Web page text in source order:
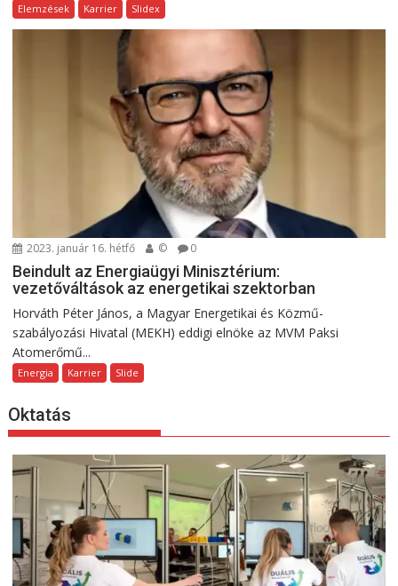
Elemzések Karrier Slidex
2023. január 16. hétfő © 0
Beindult az Energiaügyi Minisztérium:
vezetőváltások az energetikai szektorban
Horváth Péter János, a Magyar Energetikai és Közmű-
szabályozási Hivatal (MEKH) eddigi elnöke az MVM Paksi
Atomerőmű...
Energia Karrier Slide
Oktatás